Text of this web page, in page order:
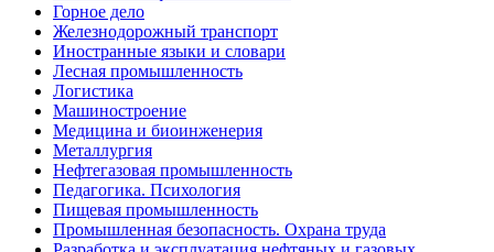
Горное дело
Железнодорожный транспорт
Иностранные языки и словари
Лесная промышленность
Логистика
Машиностроение
Медицина и биоинженерия
Металлургия
Нефтегазовая промышленность
Педагогика. Психология
Пищевая промышленность
Промышленная безопасность. Охрана труда